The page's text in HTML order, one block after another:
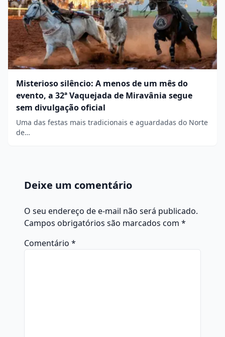
Misterioso silêncio: A menos de um mês do
evento, a 32ª Vaquejada de Miravânia segue
sem divulgação oficial
Uma das festas mais tradicionais e aguardadas do Norte
de…
Deixe um comentário
O seu endereço de e-mail não será publicado.
Campos obrigatórios são marcados com *
Comentário *